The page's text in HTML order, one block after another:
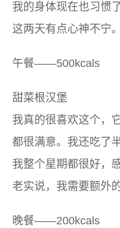
我的身体现在也习惯
这两天有点心神不宁。
午餐——500kcals
甜菜根汉堡
我真的很喜欢这个，
都很满意。我还吃了
我整个星期都很好，
老实说，我需要额外
晚餐——200kcals